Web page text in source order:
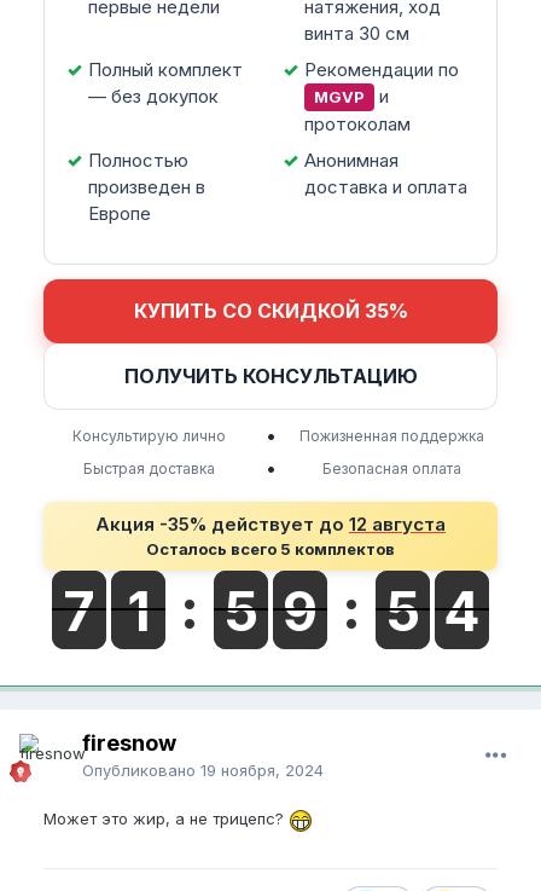
первые недели
натяжения, ход
винта 30 см
Полный комплект
— без докупок
Рекомендации по
MGVP
и
протоколам
Полностью
произведен в
Европе
Анонимная
доставка и оплата
КУПИТЬ СО СКИДКОЙ 35%
ПОЛУЧИТЬ КОНСУЛЬТАЦИЮ
Консультирую лично •
Пожизненная поддержка
Быстрая доставка
• Безопасная оплата
Акция -35% действует до 12 августа
Осталось всего 5 комплектов
firesnow
Опубликовано 19 ноября, 2024
Может это жир, а не трицепс?